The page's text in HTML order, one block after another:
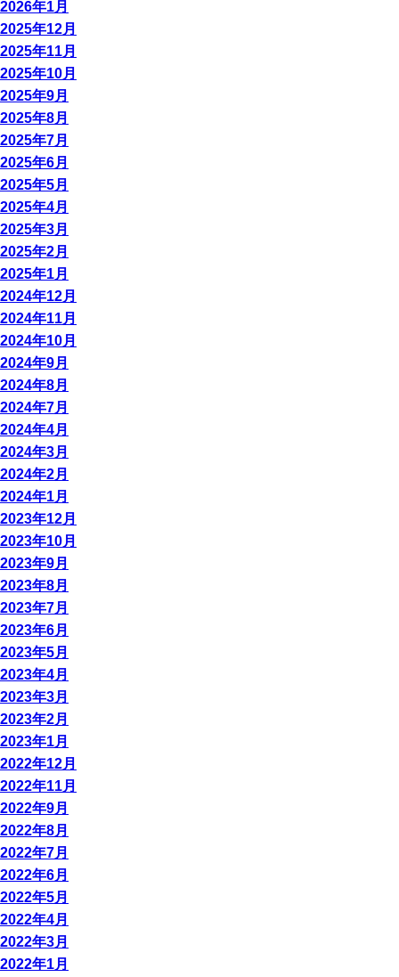
2026年1月
2025年12月
2025年11月
2025年10月
2025年9月
2025年8月
2025年7月
2025年6月
2025年5月
2025年4月
2025年3月
2025年2月
2025年1月
2024年12月
2024年11月
2024年10月
2024年9月
2024年8月
2024年7月
2024年4月
2024年3月
2024年2月
2024年1月
2023年12月
2023年10月
2023年9月
2023年8月
2023年7月
2023年6月
2023年5月
2023年4月
2023年3月
2023年2月
2023年1月
2022年12月
2022年11月
2022年9月
2022年8月
2022年7月
2022年6月
2022年5月
2022年4月
2022年3月
2022年1月